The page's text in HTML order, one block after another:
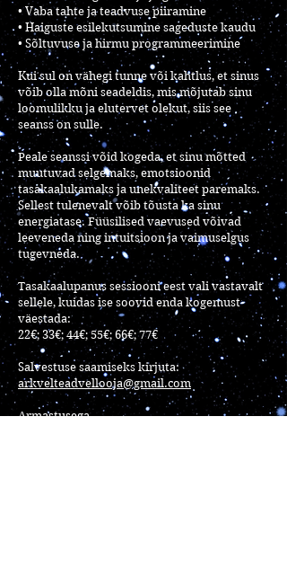
• Vaba tahte ja teadvuse piiramine
• Haiguste esilekutsumine sageduste kaudu
• Sõltuvuse ja hirmu programmeerimine
Kui sul on vähegi tunne või kahtlus, et sinus
võib olla mõni seadeldis, mis mõjutab sinu
loomulikku ja elutervet olekut, siis see
seanss on sulle.
Peale seanssi võid kogeda, et sinu mõtted
muutuvad selgemaks, emotsioonid
tasakaalukamaks ja unekvaliteet paremaks.
Sellest tulenevalt võib tõusta ka sinu
energiatase. Füüsilised vaevused võivad
leeveneda ning intuitsioon ja vaimuselgus
tugevneda.
Tasakaalupanus sessiooni eest vali vastavalt
sellele, kuidas ise soovid enda kogemust
väestada:
22€; 33€; 44€; 55€; 66€; 77€
Salvestuse saamiseks kirjuta:
arkvelteadvellooja@gmail.com
Armastusega,